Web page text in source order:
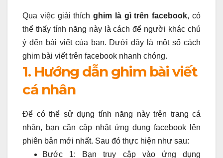
Qua việc giải thíchghim là gì trên facebook, có
thể thấy tính năng này là cách để người khác chú
ý đến bài viết của bạn. Dưới đây là một số cách
ghim bài viết trên facebook nhanh chóng.
1. Hướng dẫn ghim bài viết
cá nhân
Để có thể sử dụng tính năng này trên trang cá
nhân, bạn cần cập nhật ứng dụng facebook lên
phiên bản mới nhất. Sau đó thực hiện như sau:
Bước 1: Bạn truy cập vào ứng dụng